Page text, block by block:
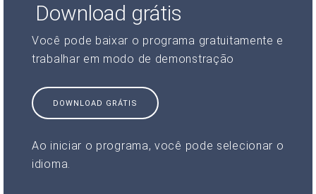
Download grátis
Você pode baixar o programa gratuitamente e
trabalhar em modo de demonstração
DOWNLOAD GRÁTIS
Ao iniciar o programa, você pode selecionar o
idioma.